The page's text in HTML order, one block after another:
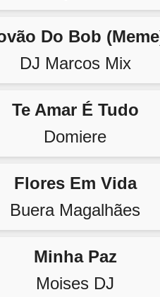
Do Bob
DJ Marcos Mix
Te Amar É Tudo
Domiere
Flores Em Vida
Buera Magalhães
Minha Paz
Moises DJ